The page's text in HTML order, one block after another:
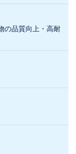
の品質向上・高耐